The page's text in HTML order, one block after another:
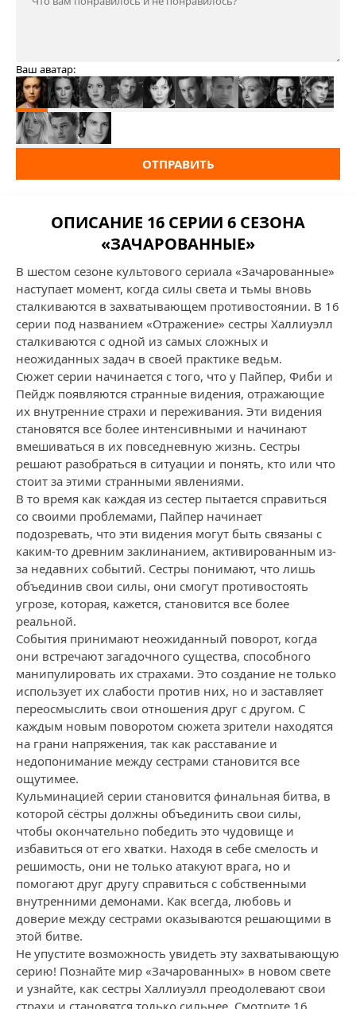
Ваш аватар:
ОТПРАВИТЬ
ОПИСАНИЕ 16 СЕРИИ 6 СЕЗОНА
«ЗАЧАРОВАННЫЕ»
В шестом сезоне культового сериала «Зачарованные»
наступает момент, когда силы света и тьмы вновь
сталкиваются в захватывающем противостоянии. В 16
серии под названием «Отражение» сестры Халлиуэлл
сталкиваются с одной из самых сложных и
неожиданных задач в своей практике ведьм.
Сюжет серии начинается с того, что у Пайпер, Фиби и
Пейдж появляются странные видения, отражающие
их внутренние страхи и переживания. Эти видения
становятся все более интенсивными и начинают
вмешиваться в их повседневную жизнь. Сестры
решают разобраться в ситуации и понять, кто или что
стоит за этими странными явлениями.
В то время как каждая из сестер пытается справиться
со своими проблемами, Пайпер начинает
подозревать, что эти видения могут быть связаны с
каким-то древним заклинанием, активированным из-
за недавних событий. Сестры понимают, что лишь
объединив свои силы, они смогут противостоять
угрозе, которая, кажется, становится все более
реальной.
События принимают неожиданный поворот, когда
они встречают загадочного существа, способного
манипулировать их страхами. Это создание не только
использует их слабости против них, но и заставляет
переосмыслить свои отношения друг с другом. С
каждым новым поворотом сюжета зрители находятся
на грани напряжения, так как расставание и
недопонимание между сестрами становится все
ощутимее.
Кульминацией серии становится финальная битва, в
которой сёстры должны объединить свои силы,
чтобы окончательно победить это чудовище и
избавиться от его хватки. Находя в себе смелость и
решимость, они не только атакуют врага, но и
помогают друг другу справиться с собственными
внутренними демонами. Как всегда, любовь и
доверие между сестрами оказываются решающими в
этой битве.
Не упустите возможность увидеть эту захватывающую
серию! Познайте мир «Зачарованных» в новом свете
и узнайте, как сестры Халлиуэлл преодолевают свои
страхи и становятся только сильнее. Смотрите 16